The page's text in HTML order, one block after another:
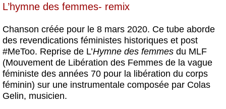
L’hymne des femmes- remix
Chanson créée pour le 8 mars 2020. Ce tube aborde
des revendications féministes historiques et post
#MeToo. Reprise de L’Hymne des femmes du MLF
(Mouvement de Libération des Femmes de la vague
féministe des années 70 pour la libération du corps
féminin) sur une instrumentale composée par Colas
Gelin, musicien.